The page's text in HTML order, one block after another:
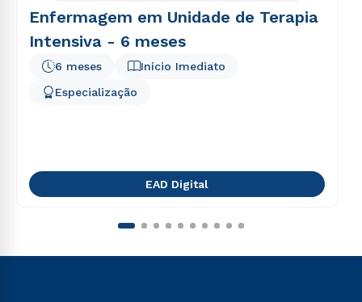
Enfermagem em Unidade de Terapia
Intensiva - 6 meses
Início Imediato
6 meses
Especialização
EAD Digital